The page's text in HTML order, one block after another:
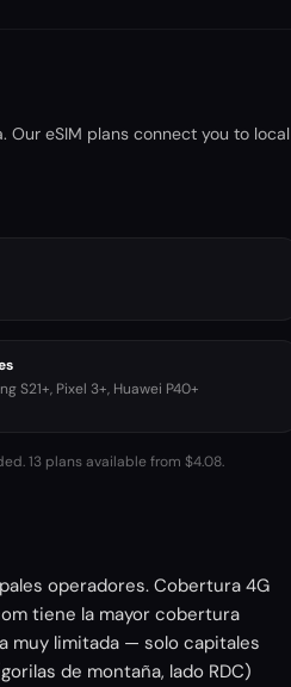
Our eSIM plans connect you to local
S21+, Pixel 3+, Huawei P40+
13 plans available from $4.08.
operadores. Cobertura 4G
tiene la mayor cobertura
muy limitada — solo capitales
de montaña, lado RDC)